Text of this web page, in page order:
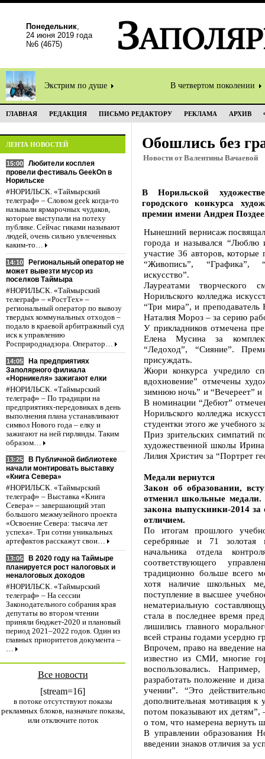
Понедельник,
24 июня 2019 года
№6 (4675)
Экстрим по душе В четвертом поколении
ГЛАВНАЯ РЕДАКЦИЯ ПИСЬМО РЕДАКТОРУ РЕКЛАМА АРХИВ
ЛЕНТА НОВОСТЕЙ
15:00
Любители косплея
провели фестиваль GeekOn в
Норильске
#НОРИЛЬСК. «Таймырский
телеграф» – Словом geek когда-то
называли ярмарочных чудаков,
которые выступали на потеху
публике. Сейчас гиками называют
людей, очень сильно увлеченных
каким-то…
14:10
Региональный оператор не
может вывезти мусор из
поселков Таймыра
#НОРИЛЬСК. «Таймырский
телеграф» – «РостТех» –
региональный оператор по вывозу
твердых коммунальных отходов –
подало в краевой арбитражный суд
иск к управлению
Росприроднадзора. Оператор…
14:05
На предприятиях
Заполярного филиала
«Норникеля» зажигают елки
#НОРИЛЬСК. «Таймырский
телеграф» – По традиции на
предприятиях-передовиках в день
выполнения плана устанавливают
символ Нового года – елку и
зажигают на ней гирлянды. Таким
образом…
13:25
В Публичной библиотеке
начали монтировать выставку
«Книга Севера»
#НОРИЛЬСК. «Таймырский
телеграф» – Выставка «Книга
Севера» – завершающий этап
большого межмузейного проекта
«Освоение Севера: тысяча лет
успеха». Три сотни уникальных
артефактов расскажут свои…
13:05
В 2020 году на Таймыре
планируется рост налоговых и
неналоговых доходов
#НОРИЛЬСК. «Таймырский
телеграф» – На сессии
Законодательного собрания края
депутаты во втором чтении
приняли бюджет-2020 и плановый
период 2021–2022 годов. Один из
главных приоритетов документа –
…
Все новости
[stream=16]
в потоке отсутствуют показы
рекламных блоков, назначьте показы,
или отключите поток
Обошлись без
Новости от Валентины Вачаевой
В Норильской
городского конкурса
премии имени Андрея
Нынешний вернисаж
города и назывался “Люблю
участие 36 авторов,
“Живопись”, “Графика”,
искусство”.
Лауреатами творческого
Норильского колледжа
“Три мира”, и преподаватель
Наталия Мороз – за серию
У прикладников отмечена
Елена Мусина за
“Ледоход”, “Сияние”.
присуждать.
Жюри конкурса учредило
вдохновение” отмечены
зимнюю ночь” и “Вечереет”
В номинации “Дебют”
Норильского колледжа
студентки этого же учебного
Приз зрительских симпатий
художественной школы
Лилия Христич за “Портрет
Медали вернутся
Закон об образовании,
отменил школьные медали.
закона выпускники-2014 за
отличием.
По итогам прошлого
серебряные и 71
начальника отдела
соответствующего
традиционно больше всего
хотя наличие школьных
поступление в высшее
нематериальную
стала в последнее время
лишились главного
всей страны годами усердно
Впрочем, право на введение
известно из СМИ, многие
воспользовались.
разработать положение и
учении”. “Это
дополнительная мотивация
потом показывают их детям”,
о том, что намерена вернуть
В управлении образования
введении знаков отличия за